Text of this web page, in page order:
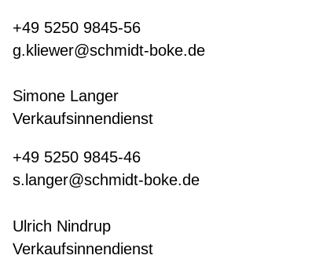
+49 5250 9845-56
g.kliewer@schmidt-boke.de
Simone Langer
Verkaufsinnendienst
+49 5250 9845-46
s.langer@schmidt-boke.de
Ulrich Nindrup
Verkaufsinnendienst